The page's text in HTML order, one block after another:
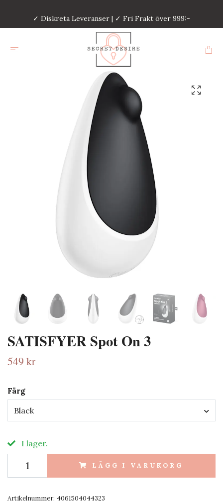
✓ Diskreta Leveranser | ✓ Fri Frakt över 999:-
SATISFYER Spot On 3
549 kr
Färg
Black
I lager.
LÄGG I VARUKORG
Artikelnummer: 4061504044323